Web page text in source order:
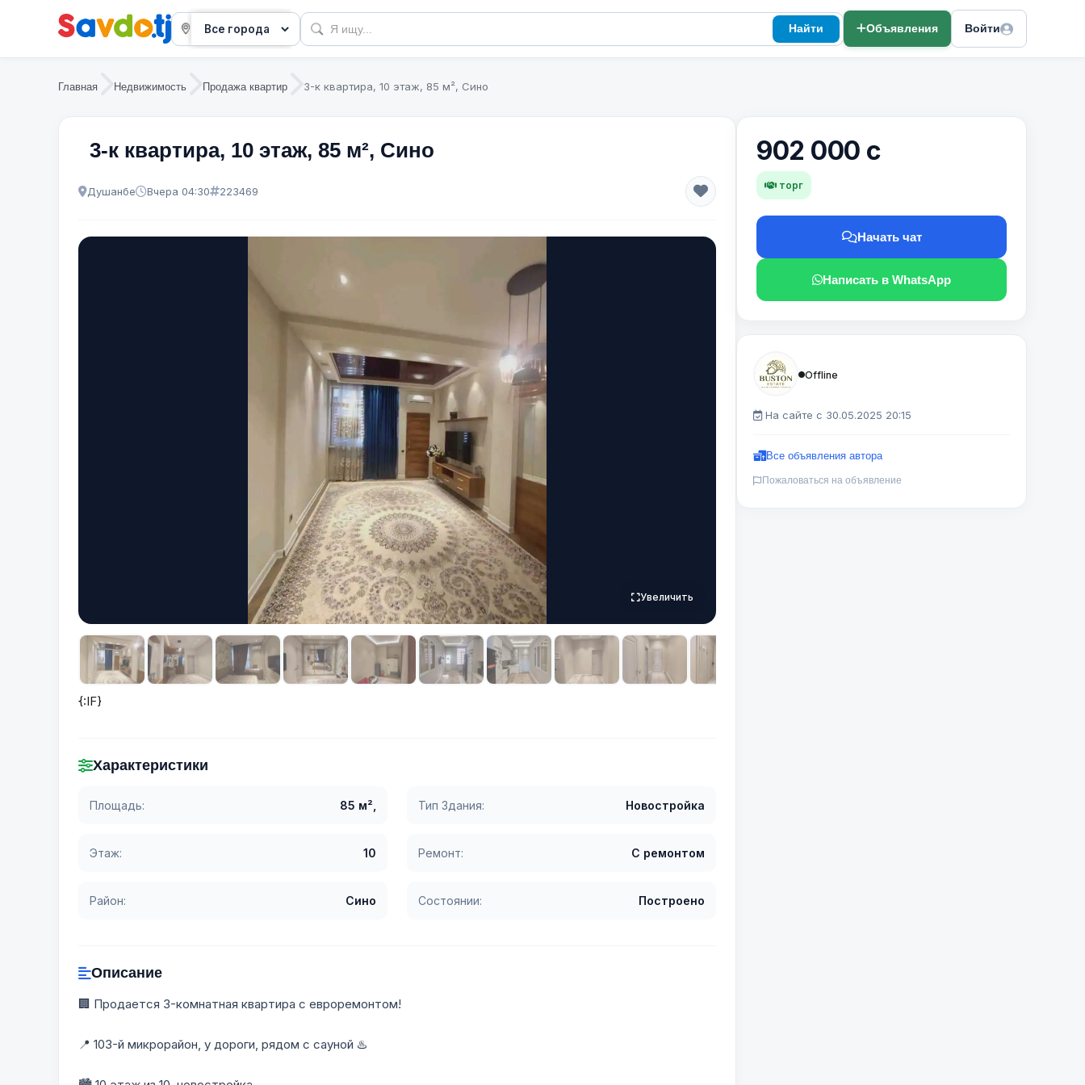
Найти Объявления Войти
Главная Недвижимость Продажа квартир 3-к квартира, 10 этаж, 85 м², Сино
3-к квартира, 10 этаж, 85 м², Сино
Душанбе Вчера 04:30 223469
Увеличить
{:IF}
Характеристики
Площадь: 85 м², Тип Здания: Новостройка
Этаж: 10 Ремонт: С ремонтом
Район: Сино Состоянии: Построено
Описание
🏢 Продается 3-комнатная квартира с евроремонтом!
📍 103-й микрорайон, у дороги, рядом с сауной ♨️
902 000 с
торг
Начать чат
Написать в WhatsApp
Offline
На сайте с 30.05.2025 20:15
Все объявления автора
Пожаловаться на объявление